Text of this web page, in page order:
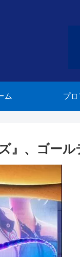
ム プ
』、ゴー